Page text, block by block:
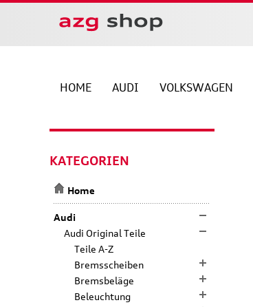
HOME AUDI VOLKSWAGEN
KATEGORIEN
Home
Audi
Audi Original Teile
Teile A-Z
Bremsscheiben
Bremsbeläge
Beleuchtung